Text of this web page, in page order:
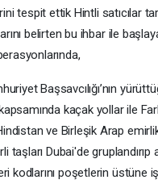
tespit ettik Hintli satıcılar
belirten bu ihbar ile
Başsavcılığı’nın
kaçak yollar ile
ve Birleşik Arap
taşları Dubai'de gruplandırıp
kodlarını poşetlerin üstüne